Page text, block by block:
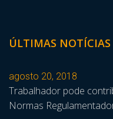
ÚLTIMAS NOTÍCIAS
agosto 20, 2018
Trabalhador pode
Normas